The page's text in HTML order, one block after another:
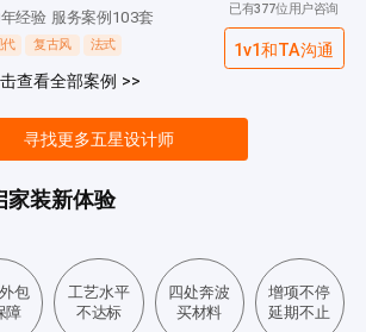
经验 服务案例103套
代 复古风 法式
查看全部案例 >>
已有377位用户咨询
1v1和TA沟通
寻找更多五星设计师
家装新体验
包
障
工艺水平
不达标
四处奔波
买材料
增项不停
延期不止